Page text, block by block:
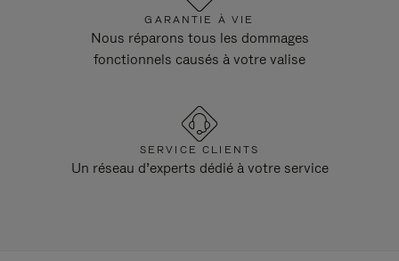
GARANTIE À VIE
Nous réparons tous les dommages
fonctionnels causés à votre valise
SERVICE CLIENTS
Un réseau d’experts dédié à votre service